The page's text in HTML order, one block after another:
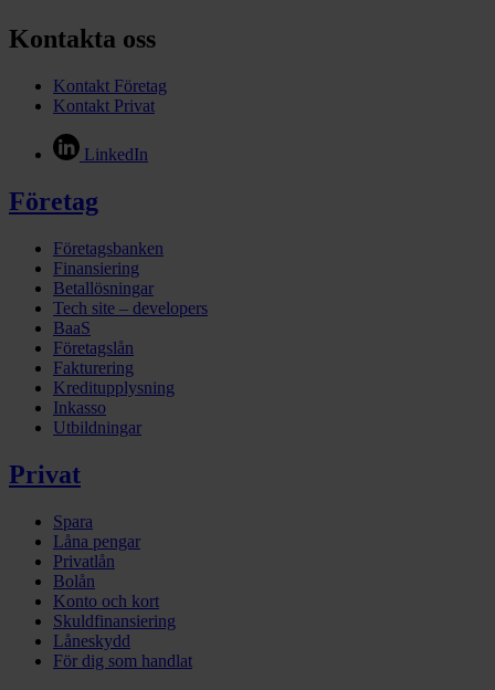
Kontakta oss
Kontakt Företag
Kontakt Privat
LinkedIn
Företag
Företagsbanken
Finansiering
Betallösningar
Tech site – developers
BaaS
Företagslån
Fakturering
Kreditupplysning
Inkasso
Utbildningar
Privat
Spara
Låna pengar
Privatlån
Bolån
Konto och kort
Skuldfinansiering
Låneskydd
För dig som handlat